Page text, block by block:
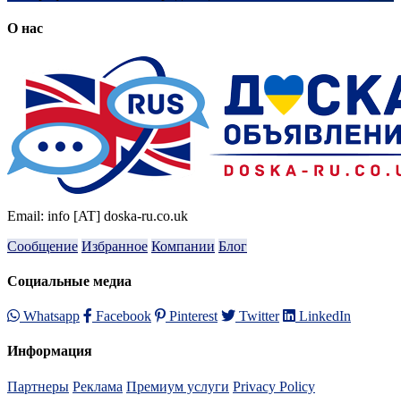
О нас
Email: info [AT] doska-ru.co.uk
Сообщение Избранное Компании Блог
Социальные медиа
Whatsapp Facebook Pinterest Twitter LinkedIn
Информация
Партнеры Реклама Премиум услуги Privacy Policy